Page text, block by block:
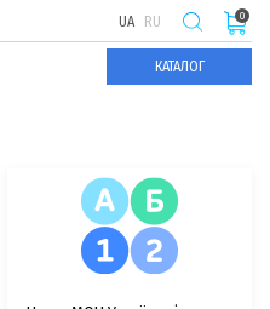
UA RU
КАТАЛОГ
0